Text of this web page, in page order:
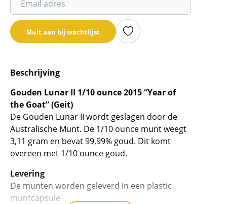
je
email
adres
de
wachtlijst
voor
dit
product
toe
te
Sluit aan bij wachtlijst
Beschrijving
Gouden Lunar II 1/10 ounce 2015 “Year of
the Goat” (Geit)
De Gouden Lunar II wordt geslagen door de
Australische Munt. De 1/10 ounce munt weegt
3,11 gram en bevat 99,99% goud. Dit komt
overeen met 1/10 ounce goud.
Levering
De munten worden geleverd in een plastic
muntcapsule